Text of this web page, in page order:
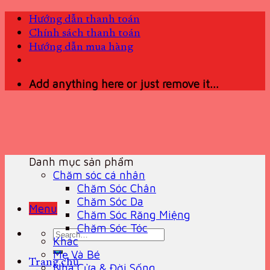
Skip
content
Hướng dẫn thanh toán
Chính sách thanh toán
Hướng dẫn mua hàng
Add anything here or just remove it...
Menu
Search
for:
Trang chủ
Danh mục sản phẩm
Chăm sóc cá nhân
Chăm Sóc Chân
Chăm Sóc Da
Chăm Sóc Răng Miệng
Chăm Sóc Tóc
Khác
Mẹ Và Bé